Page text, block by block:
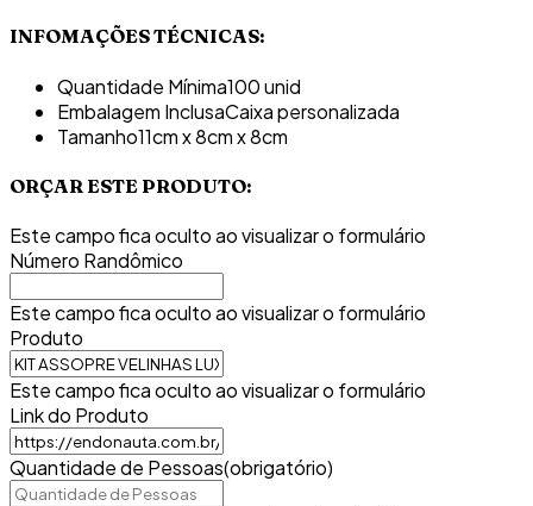
INFOMAÇÕES TÉCNICAS:
Quantidade Mínima100 unid
Embalagem InclusaCaixa personalizada
Tamanho11cm x 8cm x 8cm
ORÇAR ESTE PRODUTO:
Este campo fica oculto ao visualizar o formulário
Número Randômico
Este campo fica oculto ao visualizar o formulário
Produto
Este campo fica oculto ao visualizar o formulário
Link do Produto
Quantidade de Pessoas(obrigatório)